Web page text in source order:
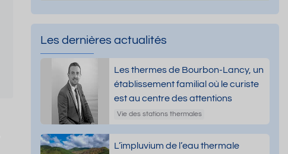
Les dernières actualités
Les thermes de Bourbon-Lancy, un
établissement familial où le curiste
est au centre des attentions
Vie des stations thermales
L’impluvium de l’eau thermale